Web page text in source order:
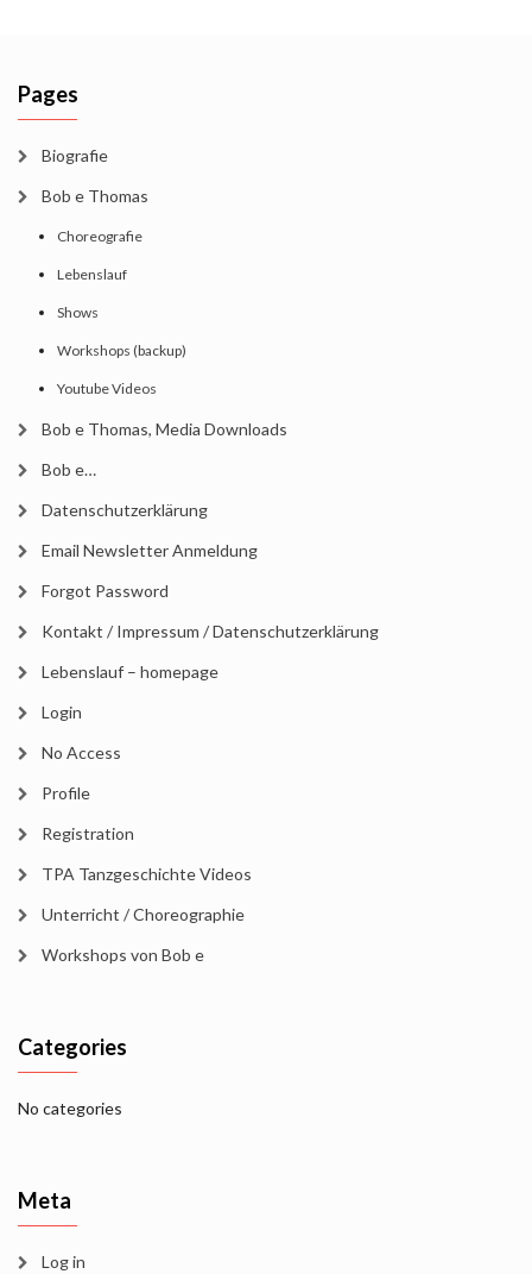
Pages
Biografie
Bob e Thomas
Choreografie
Lebenslauf
Shows
Workshops (backup)
Youtube Videos
Bob e Thomas, Media Downloads
Bob e…
Datenschutzerklärung
Email Newsletter Anmeldung
Forgot Password
Kontakt / Impressum / Datenschutzerklärung
Lebenslauf – homepage
Login
No Access
Profile
Registration
TPA Tanzgeschichte Videos
Unterricht / Choreographie
Workshops von Bob e
Categories
No categories
Meta
Log in